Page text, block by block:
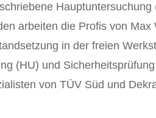
Hauptuntersuchung
arbeiten die Profis von Max
in der freien
(HU) und
von TÜV Süd und